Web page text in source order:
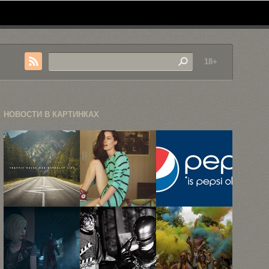
18+
НОВОСТИ В КАРТИНКАХ
42 самых
запоминающихся
рекламных
принта ...
15 фэшн-
снимков
Магдалены
Восински
Если бы у
крупных
брендов ...